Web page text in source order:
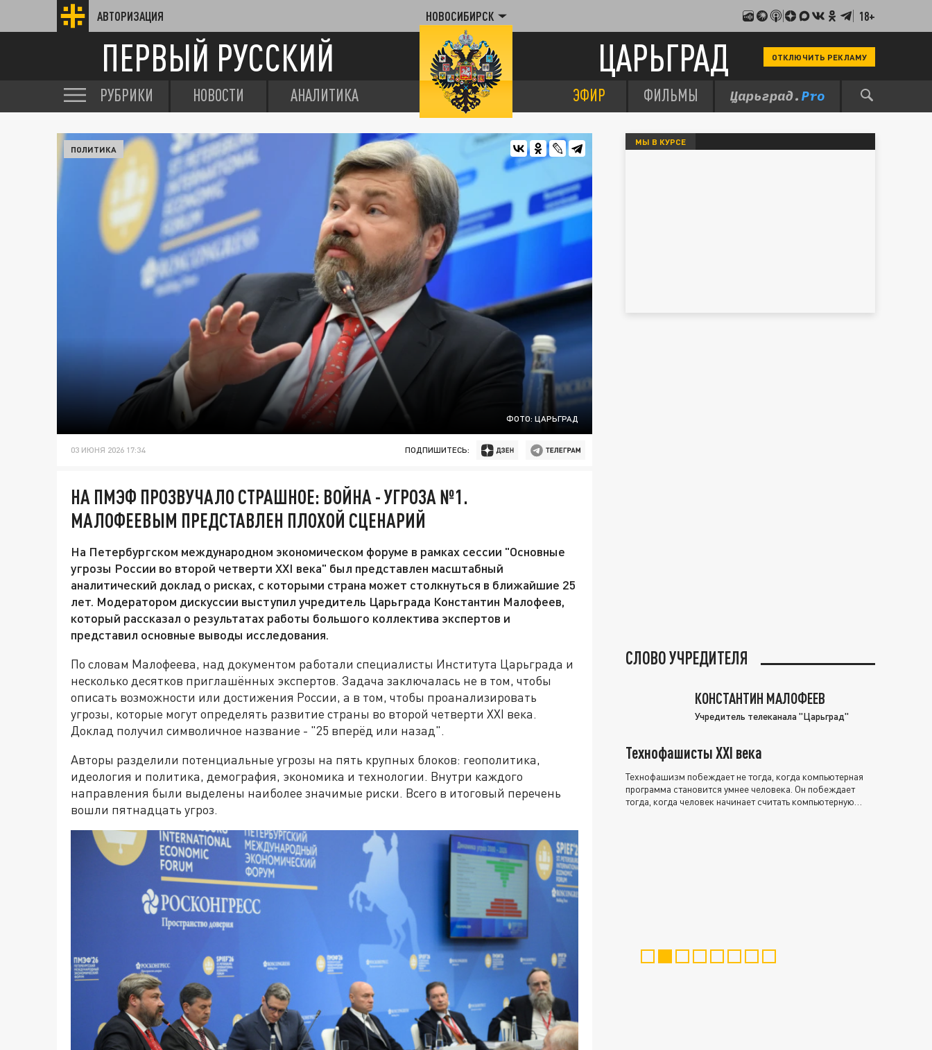
АВТОРИЗАЦИЯ НОВОСИБИРСК 18+
ПЕРВЫЙ РУССКИЙ ЦАРЬГРАД ОТКЛЮЧИТЬ РЕКЛАМУ
РУБРИКИ НОВОСТИ АНАЛИТИКА ЭФИР ФИЛЬМЫ
ФОТО: ЦАРЬГРАД
ПОЛИТИКА
03 ИЮНЯ 2026 17:34 ПОДПИШИТЕСЬ:
НА ПМЭФ ПРОЗВУЧАЛО СТРАШНОЕ: ВОЙНА - УГРОЗА №1.
МАЛОФЕЕВЫМ ПРЕДСТАВЛЕН ПЛОХОЙ СЦЕНАРИЙ
На Петербургском международном экономическом форуме в рамках сессии "Основные
угрозы России во второй четверти XXI века" был представлен масштабный
аналитический доклад о рисках, с которыми страна может столкнуться в ближайшие 25
лет. Модератором дискуссии выступил учредитель Царьграда Константин Малофеев,
который рассказал о результатах работы большого коллектива экспертов и
представил основные выводы исследования.
По словам Малофеева, над документом работали специалисты Института Царьграда и
несколько десятков приглашённых экспертов. Задача заключалась не в том, чтобы
описать возможности или достижения России, а в том, чтобы проанализировать
угрозы, которые могут определять развитие страны во второй четверти XXI века.
Доклад получил символичное название - "25 вперёд или назад".
Авторы разделили потенциальные угрозы на пять крупных блоков: геополитика,
идеология и политика, демография, экономика и технологии. Внутри каждого
направления были выделены наиболее значимые риски. Всего в итоговый перечень
вошли пятнадцать угроз.
МЫ В КУРСЕ
СЛОВО УЧРЕДИТЕЛЯ
КОНСТАНТИН МАЛОФЕЕВ
Учредитель телеканала "Царьград"
Технофашисты XXI века
Технофашизм побеждает не тогда, когда компьютерная
программа становится умнее человека. Он побеждает
тогда, когда человек начинает считать компьютерную